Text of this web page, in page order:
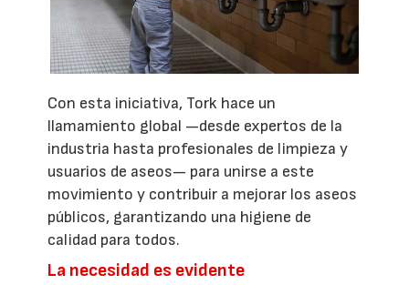
Con esta iniciativa, Tork hace un
llamamiento global —desde expertos de la
industria hasta profesionales de limpieza y
usuarios de aseos— para unirse a este
movimiento y contribuir a mejorar los aseos
públicos, garantizando una higiene de
calidad para todos.
La necesidad es evidente